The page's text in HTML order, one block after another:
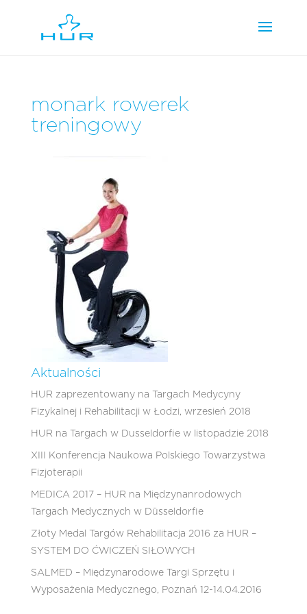
monark rowerek
treningowy
Aktualności
HUR zaprezentowany na Targach Medycyny
Fizykalnej i Rehabilitacji w Łodzi, wrzesień 2018
HUR na Targach w Dusseldorfie w listopadzie 2018
XIII Konferencja Naukowa Polskiego Towarzystwa
Fizjoterapii
MEDICA 2017 – HUR na Międzynanrodowych
Targach Medycznych w Düsseldorfie
Złoty Medal Targów Rehabilitacja 2016 za HUR –
SYSTEM DO ĆWICZEŃ SIŁOWYCH
SALMED – Międzynarodowe Targi Sprzętu i
Wyposażenia Medycznego, Poznań 12-14.04.2016